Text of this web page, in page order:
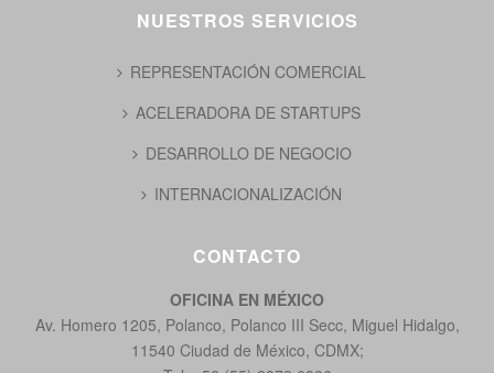
NUESTROS SERVICIOS
REPRESENTACIÓN COMERCIAL
ACELERADORA DE STARTUPS
DESARROLLO DE NEGOCIO
INTERNACIONALIZACIÓN
CONTACTO
OFICINA EN MÉXICO
Av. Homero 1205, Polanco, Polanco III Secc, Miguel Hidalgo,
11540 Ciudad de México, CDMX;